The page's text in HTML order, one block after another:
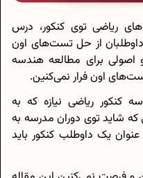
ریاضی توی کنکور، درس
از حل تست‌های اون
برای مطالعه هندسه
اون فرار نمی‌کنین.
کنکور ریاضی نیازه که به
شاید توی دوران مدرسه به
عنوان یک داوطلب کنکور باید